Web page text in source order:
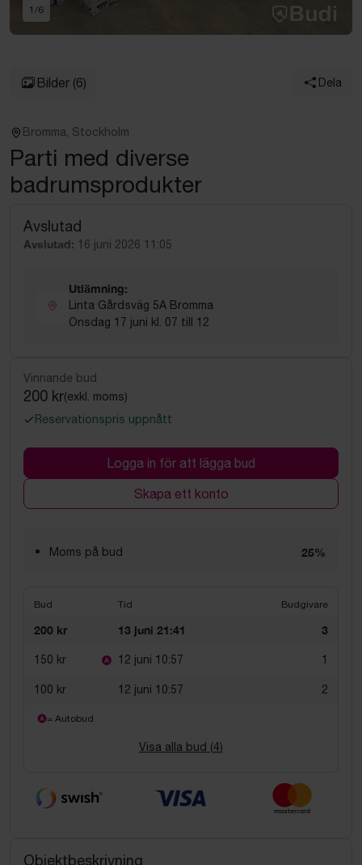
1 /6
Bilder (6) Dela
Bromma, Stockholm
Parti med diverse
badrumsprodukter
Avslutad
Avslutad: 16 juni 2026 11:05
Utlämning:
Linta Gårdsväg 5A Bromma
Onsdag 17 juni kl. 07 till 12
Vinnande bud
200 kr(exkl. moms)
Reservationspris uppnått
Logga in för att lägga bud
Skapa ett konto
Moms på bud 25%
Bud Tid Budgivare
200 kr 13 juni 21:41 3
150 kr 12 juni 10:57 1
100 kr 12 juni 10:57 2
= Autobud
Visa alla bud (4)
Objektbeskrivning